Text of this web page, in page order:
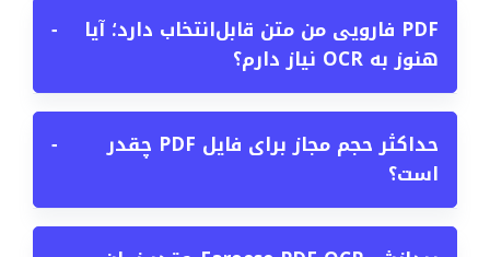
PDF فارویی من متن قابل‌انتخاب دارد؛ آیا
هنوز به OCR نیاز دارم؟
−
حداکثر حجم مجاز برای فایل PDF چقدر
است؟
−